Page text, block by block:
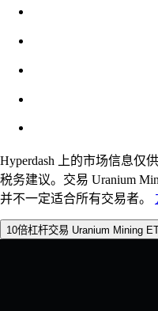
Hyperdash 上的市场信息仅
税务建议。交易 Uranium
并不一定适合所有交易者。
10倍杠杆交易 Uranium Mining